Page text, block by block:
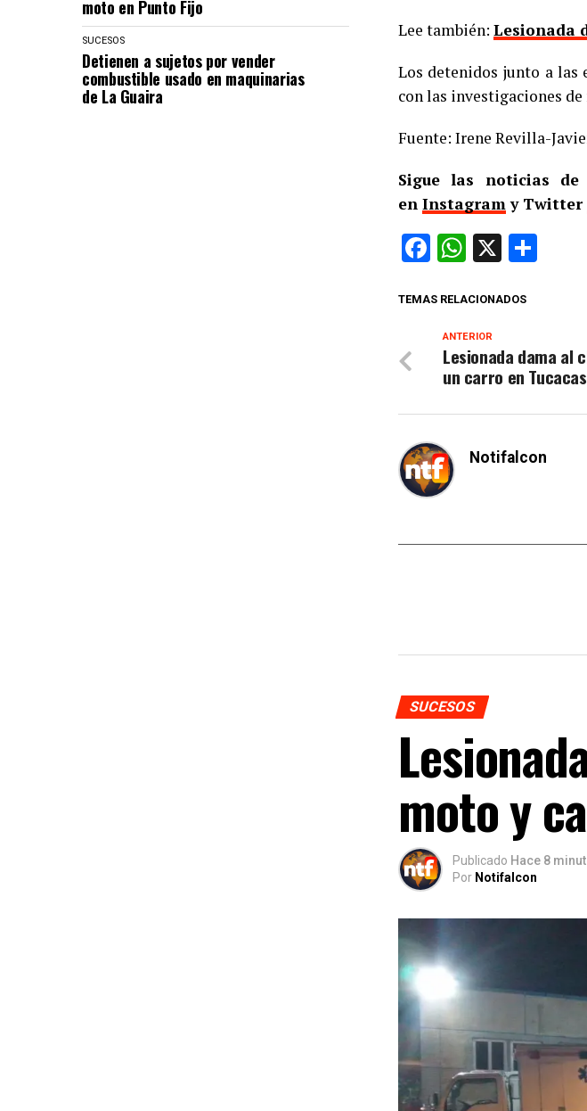
moto en Punto Fijo
SUCESOS
Detienen a sujetos por vender
combustible usado en maquinarias
de La Guaira
Lee también: Lesionada
Los detenidos junto a las
con las investigaciones
Fuente: Irene Revilla-
Sigue las noticias
en Instagramy Twitter
Facebook
WhatsApp
X
TEMAS RELACIONADOS
ANTERIOR
Lesionada dama al
un carro en Tucacas
Notifalcon
SUCESOS
moto y
Publicado Hace 8
Por Notifalcon